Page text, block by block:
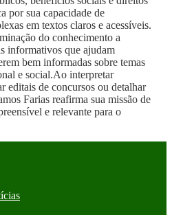
por sua capacidade de
em textos claros e acessíveis.
do conhecimento a
informativos que ajudam
bem informadas sobre temas
e social.Ao interpretar
editais de concursos ou detalhar
Farias reafirma sua missão de
e relevante para o